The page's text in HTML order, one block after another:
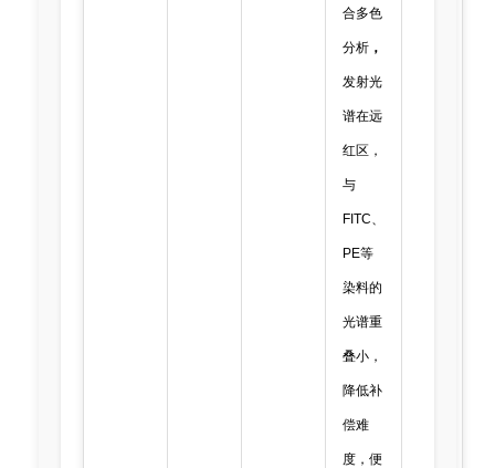
合多色
分析 ，
发射光
谱在远
红区，
与
FITC、
PE等
染料的
光谱重
叠小，
降低补
偿难
度，便